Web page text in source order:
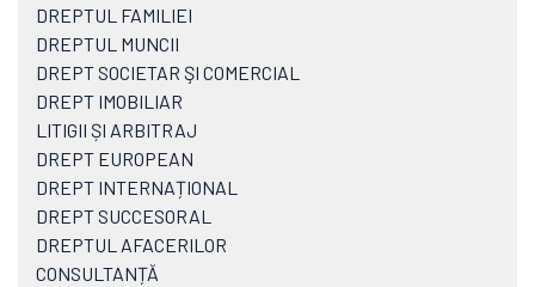
DREPTUL FAMILIEI
DREPTUL MUNCII
DREPT SOCIETAR ŞI COMERCIAL
DREPT IMOBILIAR
LITIGII ȘI ARBITRAJ
DREPT EUROPEAN
DREPT INTERNAȚIONAL
DREPT SUCCESORAL
DREPTUL AFACERILOR
CONSULTANȚĂ